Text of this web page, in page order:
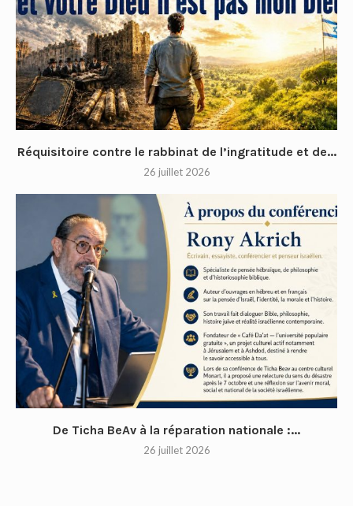
Réquisitoire contre le rabbinat de l’ingratitude et de...
26 juillet 2026
De Ticha BeAv à la réparation nationale :...
26 juillet 2026